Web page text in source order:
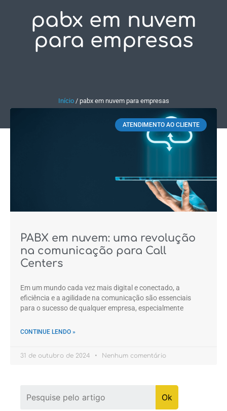
Fale Conosco
pabx em nuvem
para empresas
Início/ pabx em nuvem para empresas
ATENDIMENTO AO CLIENTE
PABX em nuvem: uma revolução
na comunicação para Call
Centers
Em um mundo cada vez mais digital e conectado, a
eficiência e a agilidade na comunicação são essenciais
para o sucesso de qualquer empresa, especialmente
CONTINUE LENDO »
31 de outubro de 2024 Nenhum comentário